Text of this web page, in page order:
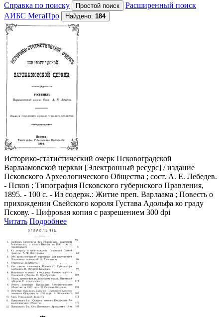
Справка по поиску
Расширенный поиск
АИБС МегаПро
Найдено: 184
Историко-статистический очерк Псковоградской
Варлаамовской церкви [Электронный ресурс] / издание
Псковского Археологического Общества ; сост. А. Е. Лебедев.
- Псков : Типография Псковского губернского Правления,
1895. - 100 с. - Из содерж.: Житие преп. Варлаама ; Повесть о
прихождении Свейского короля Густава Адольфа ко граду
Пскову. - Цифровая копия с разрешением 300 dpi
Читать Подробнее